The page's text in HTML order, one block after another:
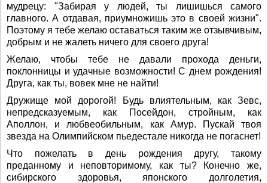
мудрецу: "Забирая у людей, ты лишишься самого
главного. А отдавая, приумножишь это в своей жизни".
Поэтому я тебе желаю оставаться таким же отзывчивым,
добрым и не жалеть ничего для своего друга!
Желаю, чтобы тебе не давали прохода деньги,
поклонницы и удачные возможности! С днем рождения!
Друга, как ты, вовек мне не найти!
Дружище мой дорогой! Будь влиятельным, как Зевс,
непредсказуемым, как Посейдон, стройным, как
Аполлон, и любвеобильным, как Амур. Пускай твоя
звезда на Олимпийском пьедестале никогда не погаснет!
Что пожелать в день рождения другу, такому
преданному и неповторимому, как ты? Конечно же,
сибирского здоровья, японского долголетия,